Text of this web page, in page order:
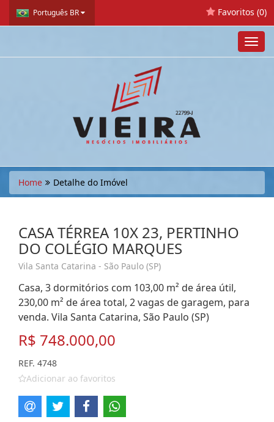
Português BR Favoritos (0)
Home Detalhe do Imóvel
CASA TÉRREA 10X 23, PERTINHO
DO COLÉGIO MARQUES
Vila Santa Catarina - São Paulo (SP)
Casa, 3 dormitórios com 103,00 m² de área útil,
230,00 m² de área total, 2 vagas de garagem, para
venda. Vila Santa Catarina, São Paulo (SP)
R$ 748.000,00
REF. 4748
Adicionar ao favoritos